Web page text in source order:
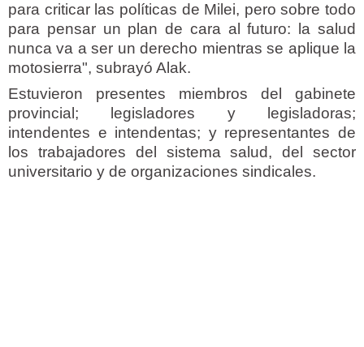
para criticar las políticas de Milei, pero sobre todo
para pensar un plan de cara al futuro: la salud
nunca va a ser un derecho mientras se aplique la
motosierra", subrayó Alak.
Estuvieron presentes miembros del gabinete
provincial; legisladores y legisladoras;
intendentes e intendentas; y representantes de
los trabajadores del sistema salud, del sector
universitario y de organizaciones sindicales.